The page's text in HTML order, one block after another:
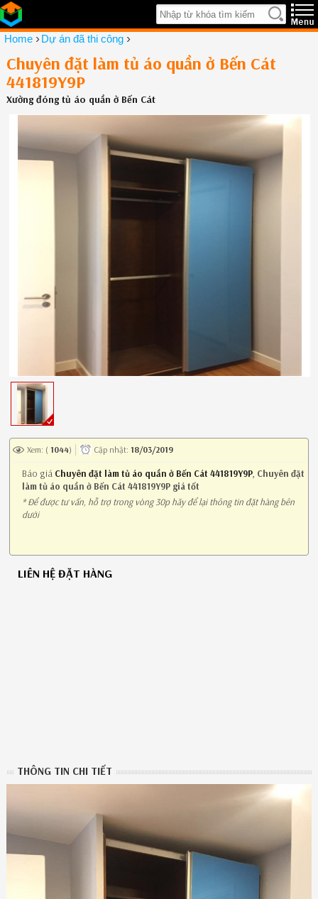
Home ›Dự án đã thi công ›
Chuyên đặt làm tủ áo quần ở Bến Cát
441819Y9P
Xưởng đóng tủ áo quần ở Bến Cát
Xem: ( 1044) Cập nhật: 18/03/2019
Báo giá Chuyên đặt làm tủ áo quần ở Bến Cát 441819Y9P, Chuyên đặt
làm tủ áo quần ở Bến Cát 441819Y9P giá tốt
* Để được tư vấn, hỗ trợ trong vòng 30p hãy để lại thông tin đặt hàng bên
dưới
LIÊN HỆ ĐẶT HÀNG
THÔNG TIN CHI TIẾT